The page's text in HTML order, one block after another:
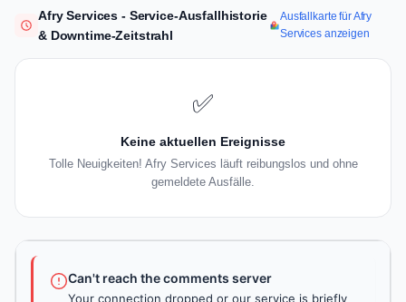
Afry Services - Service-Ausfallhistorie
& Downtime-Zeitstrahl
Ausfallkarte für Afry
Services anzeigen
✅
Keine aktuellen Ereignisse
Tolle Neuigkeiten! Afry Services läuft reibungslos und ohne
gemeldete Ausfälle.
Can't reach the comments server
Your connection dropped or our service is briefly